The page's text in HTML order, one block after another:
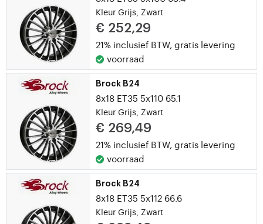
Kleur Grijs, Zwart
€ 252,29
21% inclusief BTW, gratis levering
voorraad
Brock B24
8x18 ET35 5x110 65.1
Kleur Grijs, Zwart
€ 269,49
21% inclusief BTW, gratis levering
voorraad
Brock B24
8x18 ET35 5x112 66.6
Kleur Grijs, Zwart